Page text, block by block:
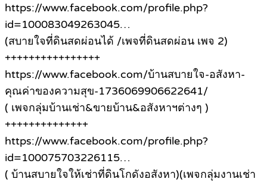
https://www.facebook.com/profile.php?
id=100083049263045…
(สบายใจที่ดินสดผ่อนได้ /เพจที่ดินสดผ่อน เพจ 2)
++++++++++++++++
https://www.facebook.com/บ้านสบายใจ-อสังหา-
คุณค่าของความสุข-1736069906622641/
( เพจกลุ่มบ้านเช่า&ขายบ้าน&อสังหาฯต่างๆ )
++++++++++++++
https://www.facebook.com/profile.php?
id=100075703226115…
( บ้านสบายใจให้เช่าที่ดินโกดังอสังหา)(เพจกลุ่มงานเช่า